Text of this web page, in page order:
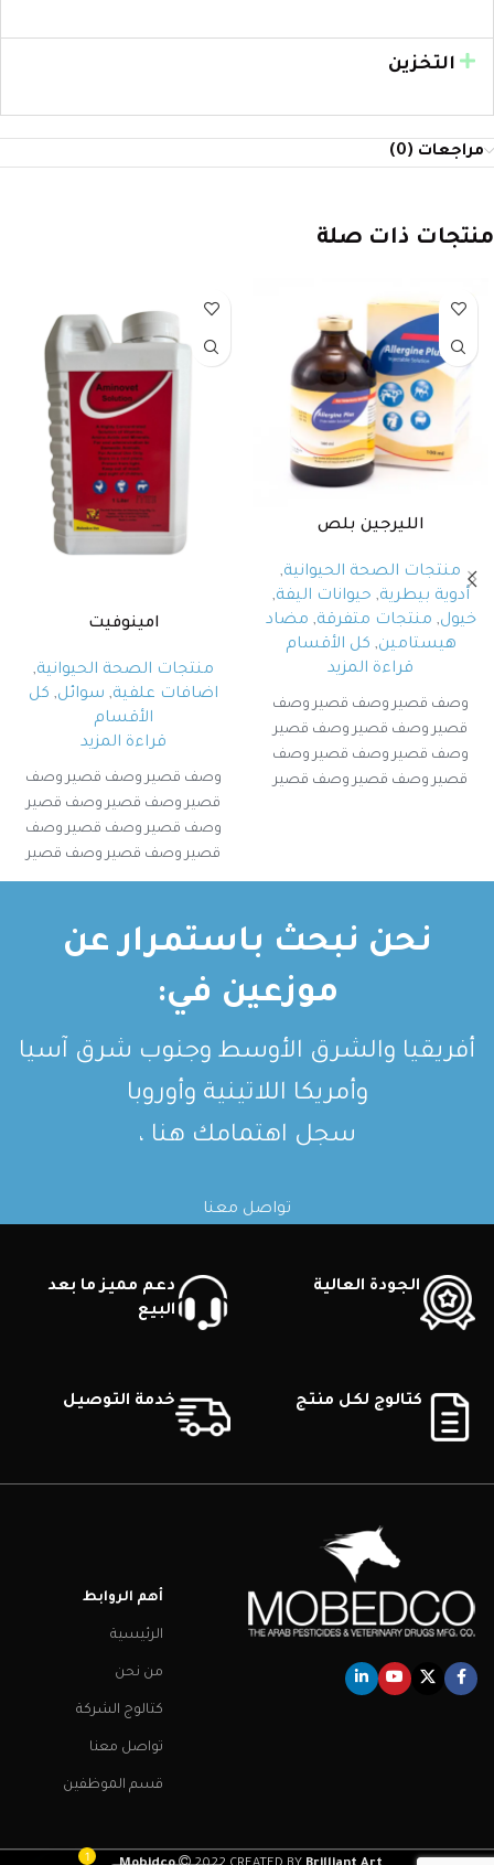
التخزين
مراجعات (0)
منتجات ذات صلة
الليرجين بلص
منتجات الصحة الحيوانية,
أدوية بيطرية, حيوانات اليفة,
خيول, منتجات متفرقة, مضاد
هيستامين, كل الأقسام
قراءة المزيد
وصف قصير وصف قصير وصف
قصير وصف قصير وصف قصير
وصف قصير وصف قصير وصف
قصير وصف قصير وصف قصير
امينوفيت
منتجات الصحة الحيوانية,
اضافات علفية, سوائل, كل
الأقسام
قراءة المزيد
وصف قصير وصف قصير وصف
قصير وصف قصير وصف قصير
وصف قصير وصف قصير وصف
قصير وصف قصير وصف قصير
وصف قصير وصف قصير
نحن نبحث باستمرار عن
موزعين في:
أفريقيا والشرق الأوسط وجنوب شرق آسيا
وأمريكا اللاتينية وأوروبا
سجل اهتمامك هنا ،
تواصل معنا
الجودة العالية
دعم مميز ما بعد
البيع
كتالوج لكل منتج خدمة التوصيل
أهم الروابط
الرئيسية
من نحن
كتالوج الشركة
تواصل معنا
قسم الموظفين
1